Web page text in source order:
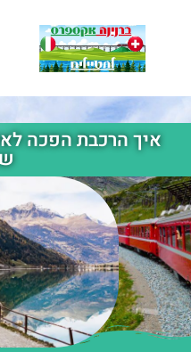
איך הרכבת הפכה